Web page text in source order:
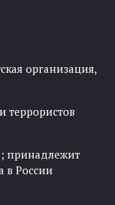
организация,
террористов
принадлежит
в России